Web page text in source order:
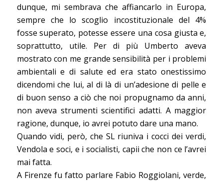
dunque, mi sembrava che affiancarlo in Europa,
sempre che lo scoglio incostituzionale del 4%
fosse superato, potesse essere una cosa giusta e,
soprattutto, utile. Per di più Umberto aveva
mostrato con me grande sensibilità per i problemi
ambientali e di salute ed era stato onestissimo
dicendomi che lui, al di là di un’adesione di pelle e
di buon senso a ciò che noi propugnamo da anni,
non aveva strumenti scientifici adatti. A maggior
ragione, dunque, io avrei potuto dare una mano.
Quando vidi, però, che SL riuniva i cocci dei verdi,
Vendola e soci, e i socialisti, capii che non ce l’avrei
mai fatta.
A Firenze fu fatto parlare Fabio Roggiolani, verde,